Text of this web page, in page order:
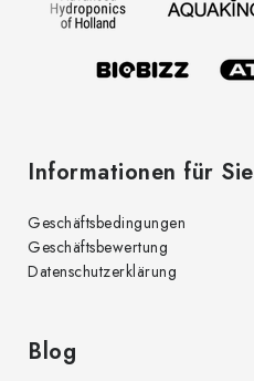
Informationen für Sie
Geschäftsbedingungen
Geschäftsbewertung
Datenschutzerklärung
Blog